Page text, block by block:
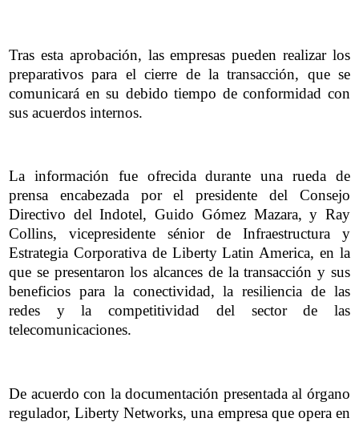
Tras esta aprobación, las empresas pueden realizar los
preparativos para el cierre de la transacción, que se
comunicará en su debido tiempo de conformidad con
sus acuerdos internos.
La información fue ofrecida durante una rueda de
prensa encabezada por el presidente del Consejo
Directivo del Indotel, Guido Gómez Mazara, y Ray
Collins, vicepresidente sénior de Infraestructura y
Estrategia Corporativa de Liberty Latin America, en la
que se presentaron los alcances de la transacción y sus
beneficios para la conectividad, la resiliencia de las
redes y la competitividad del sector de las
telecomunicaciones.
De acuerdo con la documentación presentada al órgano
regulador, Liberty Networks, una empresa que opera en